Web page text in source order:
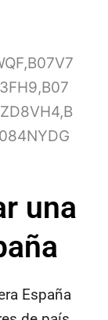
una
España